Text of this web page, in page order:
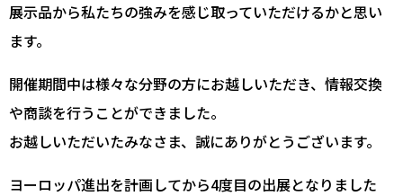
展示品から私たちの強みを感じ取っていただけるかと思い
ます。
開催期間中は様々な分野の方にお越しいただき、情報交換
や商談を行うことができました。
お越しいただいたみなさま、誠にありがとうございます。
ヨーロッパ進出を計画してから4度目の出展となりました